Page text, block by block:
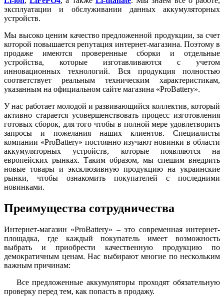
эксплуатации и обслуживании данных аккумуляторных
устройств.
Мы высоко ценим качество предложенной продукции, за счет
которой повышается репутация интернет-магазина. Поэтому в
продаже имеются проверенные сборки и отдельные
устройства, которые изготавливаются с учетом
инновационных технологий. Вся продукция полностью
соответствует реальным техническим характеристикам,
указанным на официальном сайте магазина «ProBattery».
У нас работает молодой и развивающийся коллектив, который
активно старается усовершенствовать процесс изготовления
готовых сборок, для того чтобы в полной мере удовлетворить
запросы и пожелания наших клиентов. Специалисты
компании «ProBattery» постоянно изучают новинки в области
аккумуляторных устройств, которые появляются на
европейских рынках. Таким образом, мы спешим внедрить
новые товары и эксклюзивную продукцию на украинские
рынки, чтобы ознакомить покупателей с последними
новинками.
Преимущества сотрудничества
Интернет-магазин «ProBattery» – это современная интернет-
площадка, где каждый покупатель имеет возможность
выбрать и приобрести качественную продукцию по
демократичным ценам. Нас выбирают многие по нескольким
важным причинам:
Все предложенные аккумуляторы проходят обязательную
проверку перед тем, как попасть в продажу.